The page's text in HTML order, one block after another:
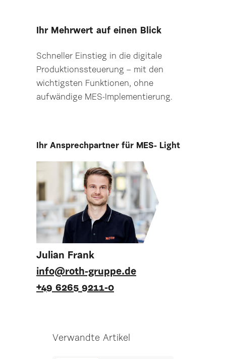
Ihr Mehrwert auf einen Blick
Schneller Einstieg in die digitale
Produktionssteuerung – mit den
wichtigsten Funktionen, ohne
aufwändige MES-Implementierung.
Ihr Ansprechpartner für MES- Light
Julian Frank
info@roth-gruppe.de
+49 6265 9211-0
Verwandte Artikel